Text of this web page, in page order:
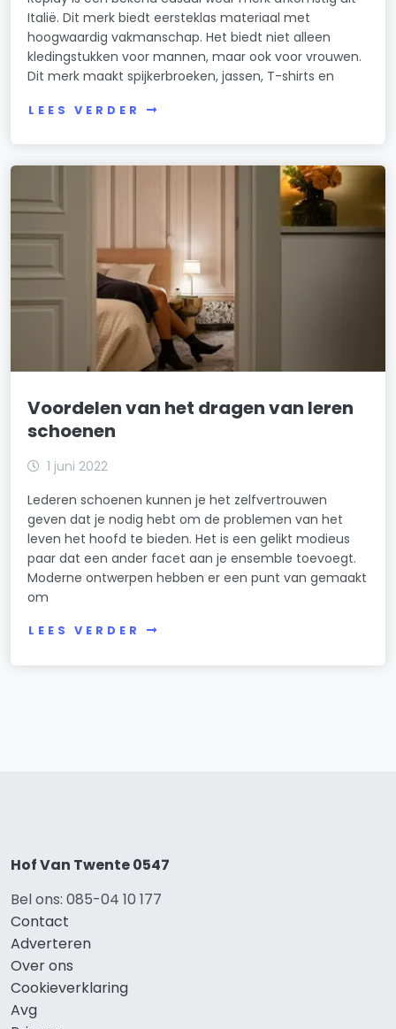
Italië. Dit merk biedt eersteklas materiaal met
hoogwaardig vakmanschap. Het biedt niet alleen
kledingstukken voor mannen, maar ook voor vrouwen.
Dit merk maakt spijkerbroeken, jassen, T-shirts en
LEES VERDER
Voordelen van het dragen van leren
schoenen
1 juni 2022
Lederen schoenen kunnen je het zelfvertrouwen
geven dat je nodig hebt om de problemen van het
leven het hoofd te bieden. Het is een gelikt modieus
paar dat een ander facet aan je ensemble toevoegt.
Moderne ontwerpen hebben er een punt van gemaakt
om
LEES VERDER
Hof Van Twente 0547
Bel ons: 085-04 10 177
Contact
Adverteren
Over ons
Cookieverklaring
Avg